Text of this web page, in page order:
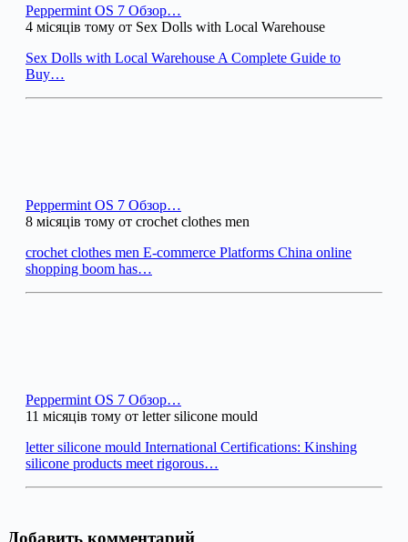
Peppermint OS 7 Обзор…
4 місяців тому от Sex Dolls with Local Warehouse
Sex Dolls with Local Warehouse A Complete Guide to
Buy…
Peppermint OS 7 Обзор…
8 місяців тому от crochet clothes men
crochet clothes men E-commerce Platforms China online
shopping boom has…
Peppermint OS 7 Обзор…
11 місяців тому от letter silicone mould
letter silicone mould International Certifications: Kinshing
silicone products meet rigorous…